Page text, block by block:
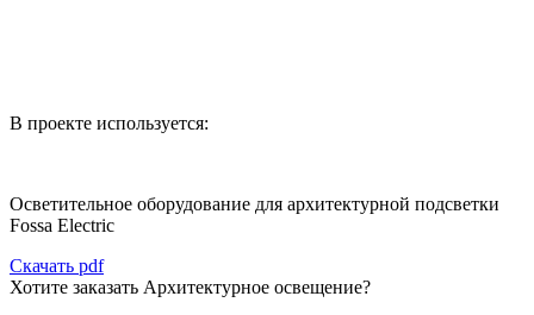
В проекте используется:
Осветительное оборудование для архитектурной подсветки
Fossa Electric
Скачать pdf
Хотите заказать Архитектурное освещение?